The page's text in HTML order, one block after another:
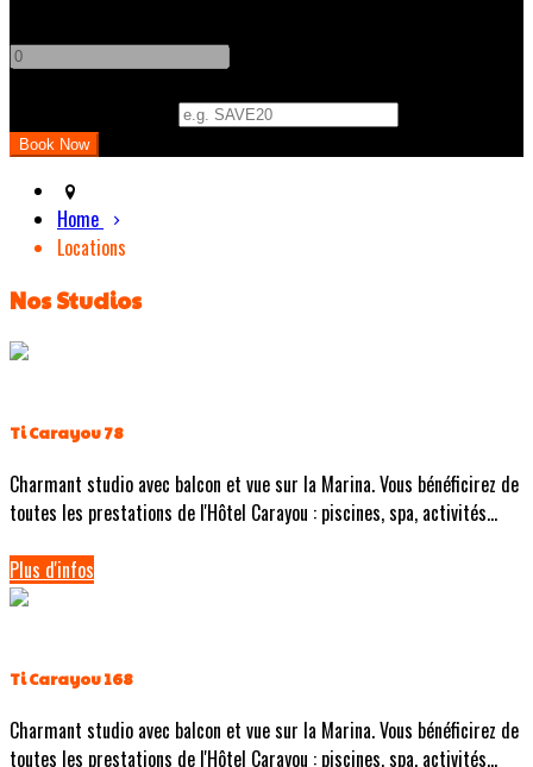
Home
Locations
Nos Studios
Ti Carayou 78
Charmant studio avec balcon et vue sur la Marina. Vous bénéficirez de
toutes les prestations de l'Hôtel Carayou : piscines, spa, activités...
Plus d'infos
Ti Carayou 168
Charmant studio avec balcon et vue sur la Marina. Vous bénéficirez de
toutes les prestations de l'Hôtel Carayou : piscines, spa, activités...